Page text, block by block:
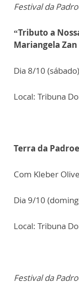
Festival da
“Tributo a
Mariangela
Dia 8/10
Local: Tribuna
Terra da
Com Kleber
Dia 9/10
Local: Tribuna
Festival da